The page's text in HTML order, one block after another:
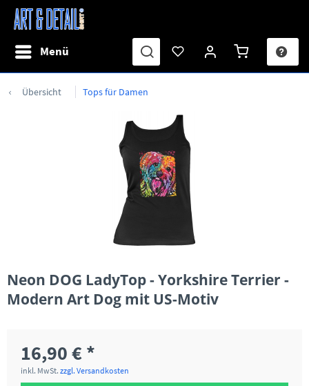
Menü
Übersicht Tops für Damen
Neon DOG LadyTop - Yorkshire Terrier -
Modern Art Dog mit US-Motiv
16,90 € *
inkl. MwSt. zzgl. Versandkosten